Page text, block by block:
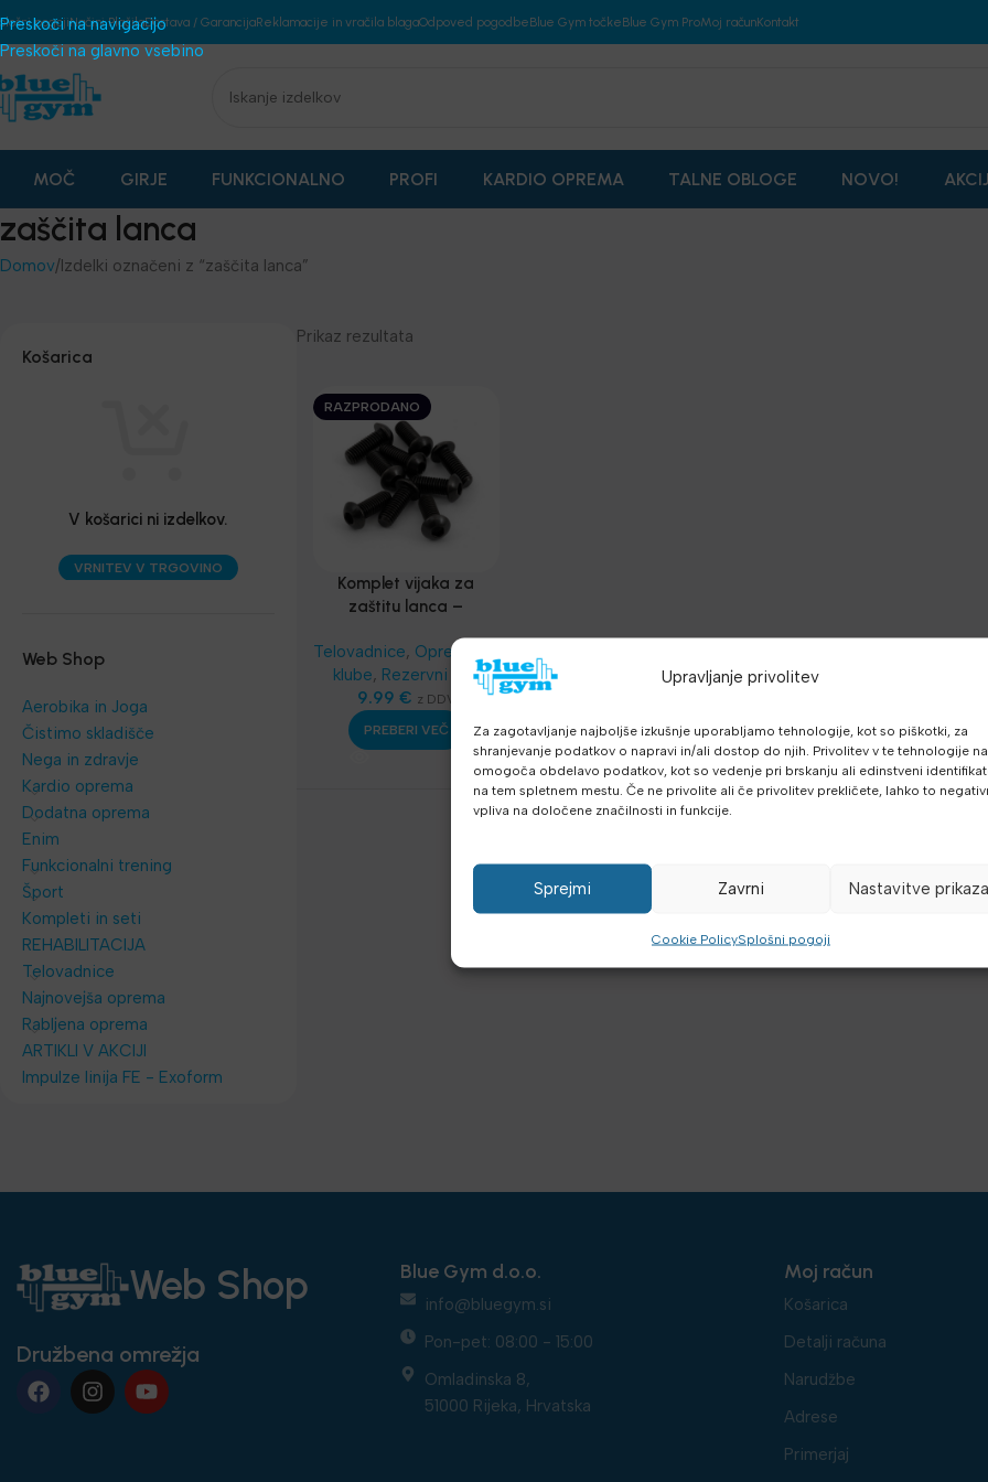
Upravljanje privolitev
Za zagotavljanje najboljše izkušnje uporabljamo tehnologije, kot so piškotki, za
shranjevanje podatkov o napravi in/ali dostop do njih. Privolitev v te tehnologije
omogoča obdelavo podatkov, kot so vedenje pri brskanju ali edinstveni
na tem spletnem mestu. Če ne privolite ali če privolitev prekličete, lahko to
vpliva na določene značilnosti in funkcije.
Sprejmi Zavrni Nastavitve prikaza
Cookie PolicySplošni pogoji
Preskoči na navigacijo
Preskoči na glavno vsebino
pogojiNačini PlačilaDostava / GarancijaReklamacije in vračila blagaOdpoved pogodbeBlue Gym točkeBlue Gym ProMoj računKontakt
MOČ GIRJE FUNKCIONALNO PROFI KARDIO OPREMA TALNE OBLOGE NOVO!
zaščita lanca
Domov Izdelki označeni z “zaščita lanca”
Košarica
V košarici ni izdelkov.
VRNITEV V TRGOVINO
Web Shop
Aerobika in Joga
Čistimo skladišče
Nega in zdravje
Kardio oprema
Dodatna oprema
Enim
Funkcionalni trening
Šport
Kompleti in seti
REHABILITACIJA
Telovadnice
Najnovejša oprema
Rabljena oprema
ARTIKLI V AKCIJI
Impulze linija FE - Exoform
Prikaz rezultata
RAZPRODANO
Komplet vijaka za
zaštitu lanca –
Telovadnice, Oprema za
klube, Rezervni deli
9.99 € z DDV
PREBERI VEČ
Web Shop
Družbena omrežja
Blue Gym d.o.o.
info@bluegym.si
Pon-pet: 08:00 - 15:00
Omladinska 8,
51000 Rijeka, Hrvatska
Moj račun
Košarica
Detalji računa
Narudžbe
Adrese
Primerjaj